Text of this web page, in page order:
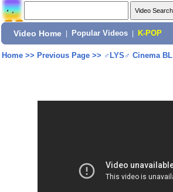
Video Home Popular Videos K-POP
Home>> Previous Page>> ♂LYS♂ Cinema BL